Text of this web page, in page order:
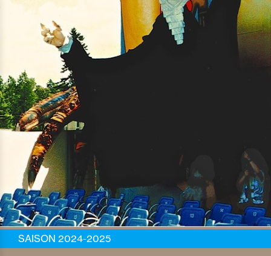
SAISON 2024-2025